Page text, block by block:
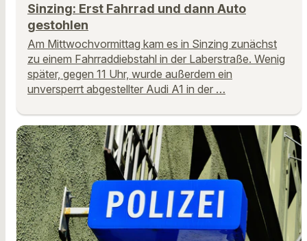
Sinzing: Erst Fahrrad und dann Auto
gestohlen
Am Mittwochvormittag kam es in Sinzing zunächst
zu einem Fahrraddiebstahl in der Laberstraße. Wenig
später, gegen 11 Uhr, wurde außerdem ein
unversperrt abgestellter Audi A1 in der …